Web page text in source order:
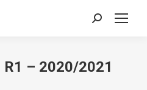
Search:
R1 – 2020/2021